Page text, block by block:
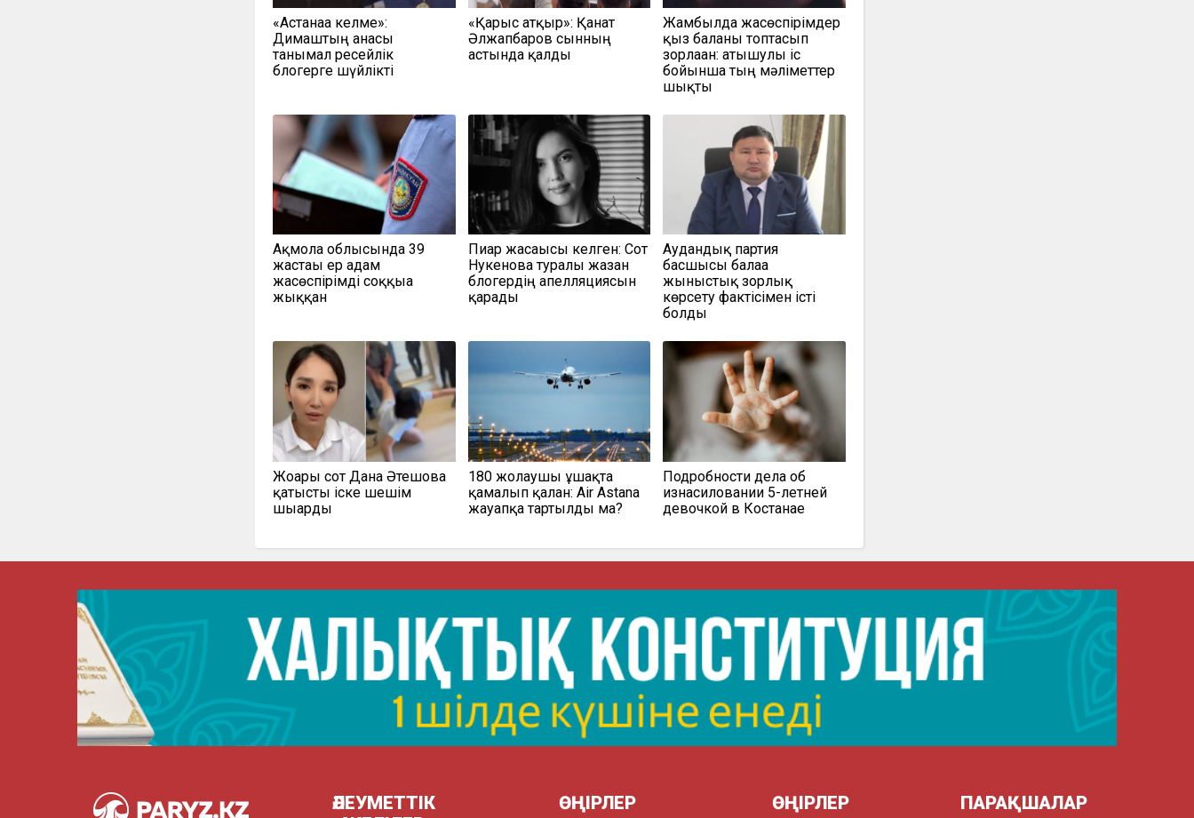
«Астанаға келме»:
Димаштың анасы
танымал ресейлік
блогерге шүйлікті
«Қарғыс атқыр»: Қанат
Әлжапбаров сынның
астында қалды
Жамбылда жасөспірімдер
қыз баланы топтасып
зорлаған: атышулы іс
бойынша тың мәліметтер
шықты
Ақмола облысында 39
жастағы ер адам
жасөспірімді соққыға
жыққан
Пиар жасағысы келген: Сот
Нукенова туралы жазған
блогердің апелляциясын
қарады
Аудандық партия
басшысы балаға
жыныстық зорлық
көрсету фактісімен істі
болды
Жоғарғы сот Дана Әтешова
қатысты іске шешім
шығарды
180 жолаушы ұшақта
қамалып қалған: Air Astana
жауапқа тартылды ма?
Подробности дела об
изнасиловании 5-летней
девочкой в Костанае
ӘЛЕУМЕТТІК
ӨҢІРЛЕР ӨҢІРЛЕР ПАРАҚШАЛАР